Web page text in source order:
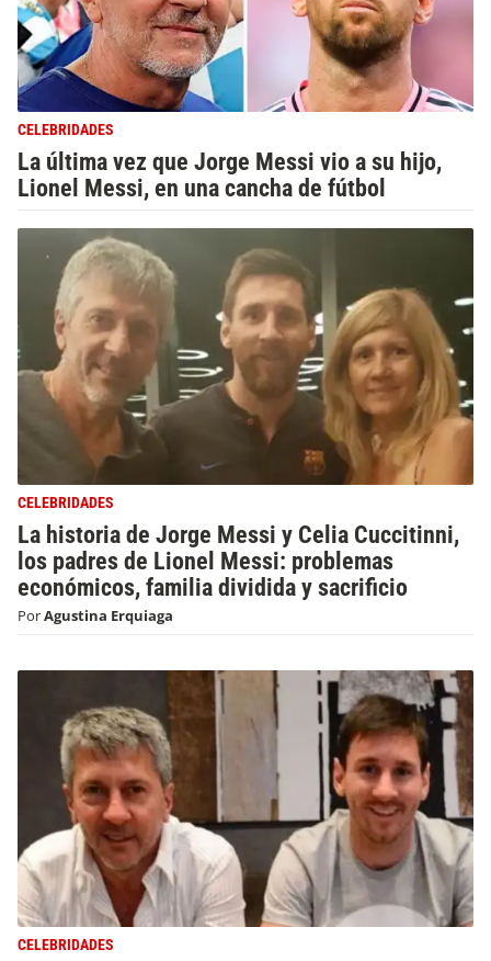
CELEBRIDADES
La última vez que Jorge Messi vio a su hijo,
Lionel Messi, en una cancha de fútbol
CELEBRIDADES
La historia de Jorge Messi y Celia Cuccitinni,
los padres de Lionel Messi: problemas
económicos, familia dividida y sacrificio
PorAgustina Erquiaga
CELEBRIDADES